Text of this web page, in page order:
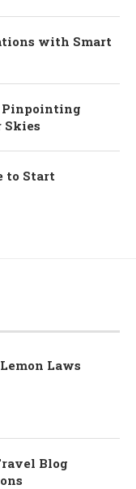
with Smart
Pinpointing
Skies
to Start
Laws
Blog